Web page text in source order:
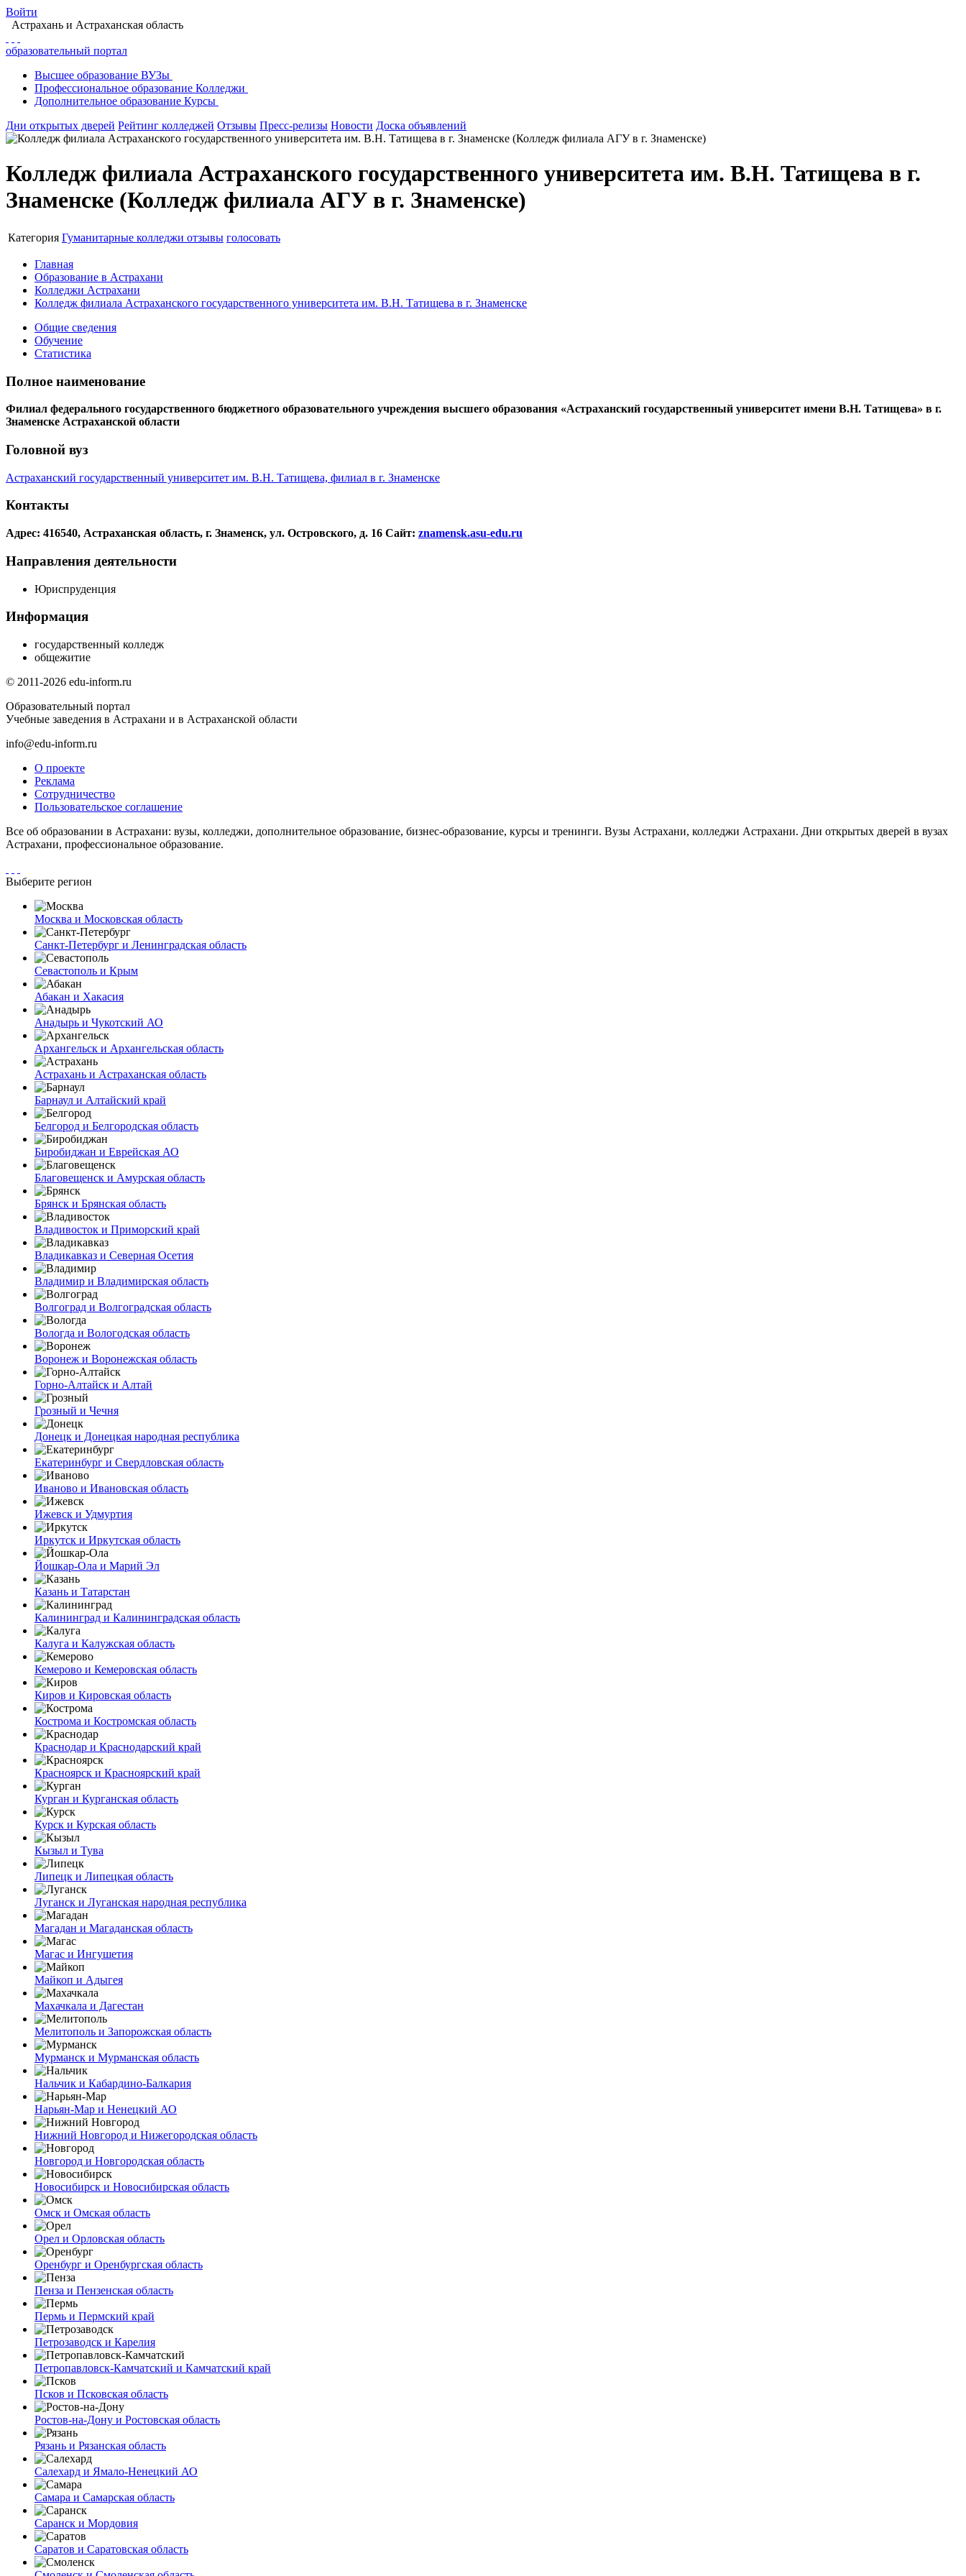
Войти
Астрахань и Астраханская область
образовательный портал
Высшее образование ВУЗы
Профессиональное образование Колледжи
Дополнительное образование Курсы
Дни открытых дверей Рейтинг колледжей Отзывы Пресс-релизы Новости Доска объявлений
Колледж филиала Астраханского государственного университета им. В.Н. Татищева в г.
Знаменске (Колледж филиала АГУ в г. Знаменске)
Категория Гуманитарные колледжи отзывы голосовать
Главная
Образование в Астрахани
Колледжи Астрахани
Колледж филиала Астраханского государственного университета им. В.Н. Татищева в г. Знаменске
Общие сведения
Обучение
Статистика
Полное наименование
Филиал федерального государственного бюджетного образовательного учреждения высшего образования «Астраханский государственный университет имени В.Н. Татищева» в г.
Знаменске Астраханской области
Головной вуз
Астраханский государственный университет им. В.Н. Татищева, филиал в г. Знаменске
Контакты
Адрес: 416540, Астраханская область, г. Знаменск, ул. Островского, д. 16 Сайт: znamensk.asu-edu.ru
Направления деятельности
Юриспруденция
Информация
государственный колледж
общежитие
© 2011-2026 edu-inform.ru
Образовательный портал
Учебные заведения в Астрахани и в Астраханской области
info@edu-inform.ru
О проекте
Реклама
Сотрудничество
Пользовательское соглашение
Все об образовании в Астрахани: вузы, колледжи, дополнительное образование, бизнес-образование, курсы и тренинги. Вузы Астрахани, колледжи Астрахани. Дни открытых дверей в вузах
Астрахани, профессиональное образование.
Выберите регион
Москва и Московская область
Санкт-Петербург и Ленинградская область
Севастополь и Крым
Абакан и Хакасия
Анадырь и Чукотский АО
Архангельск и Архангельская область
Астрахань и Астраханская область
Барнаул и Алтайский край
Белгород и Белгородская область
Биробиджан и Еврейская АО
Благовещенск и Амурская область
Брянск и Брянская область
Владивосток и Приморский край
Владикавказ и Северная Осетия
Владимир и Владимирская область
Волгоград и Волгоградская область
Вологда и Вологодская область
Воронеж и Воронежская область
Горно-Алтайск и Алтай
Грозный и Чечня
Донецк и Донецкая народная республика
Екатеринбург и Свердловская область
Иваново и Ивановская область
Ижевск и Удмуртия
Иркутск и Иркутская область
Йошкар-Ола и Марий Эл
Казань и Татарстан
Калининград и Калининградская область
Калуга и Калужская область
Кемерово и Кемеровская область
Киров и Кировская область
Кострома и Костромская область
Краснодар и Краснодарский край
Красноярск и Красноярский край
Курган и Курганская область
Курск и Курская область
Кызыл и Тува
Липецк и Липецкая область
Луганск и Луганская народная республика
Магадан и Магаданская область
Магас и Ингушетия
Майкоп и Адыгея
Махачкала и Дагестан
Мелитополь и Запорожская область
Мурманск и Мурманская область
Нальчик и Кабардино-Балкария
Нарьян-Мар и Ненецкий АО
Нижний Новгород и Нижегородская область
Новгород и Новгородская область
Новосибирск и Новосибирская область
Омск и Омская область
Орел и Орловская область
Оренбург и Оренбургская область
Пенза и Пензенская область
Пермь и Пермский край
Петрозаводск и Карелия
Петропавловск-Камчатский и Камчатский край
Псков и Псковская область
Ростов-на-Дону и Ростовская область
Рязань и Рязанская область
Салехард и Ямало-Ненецкий АО
Самара и Самарская область
Саранск и Мордовия
Саратов и Саратовская область